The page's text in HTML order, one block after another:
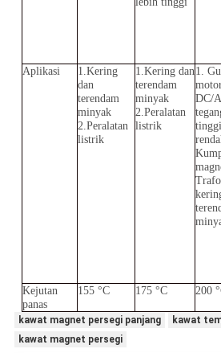
Aplikasi
1.Kering
dan
terendam
minyak
2.Peralatan
listrik
1.Kering dan
terendam
minyak
2.Peralatan
listrik
1.
DC/
Trafo
Kejutan
panas
155 °C 175 °C 200
kawat magnet persegi panjang
kawat
kawat magnet persegi